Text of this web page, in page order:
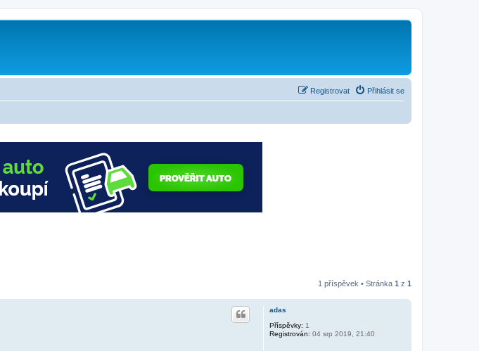
Přihlásit se
Registrovat
1 příspěvek • Stránka 1 z 1
adas
Příspěvky: 1
Registrován: 04 srp 2019, 21:40